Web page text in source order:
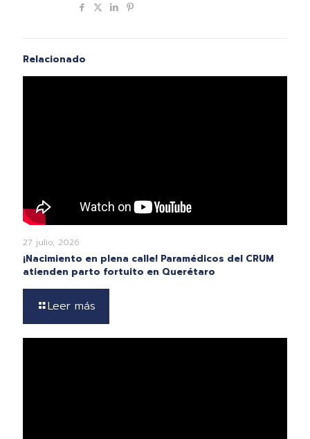
Relacionado
27 julio, 2026
¡Nacimiento en plena calle! Paramédicos del CRUM
atienden parto fortuito en Querétaro
Leer más